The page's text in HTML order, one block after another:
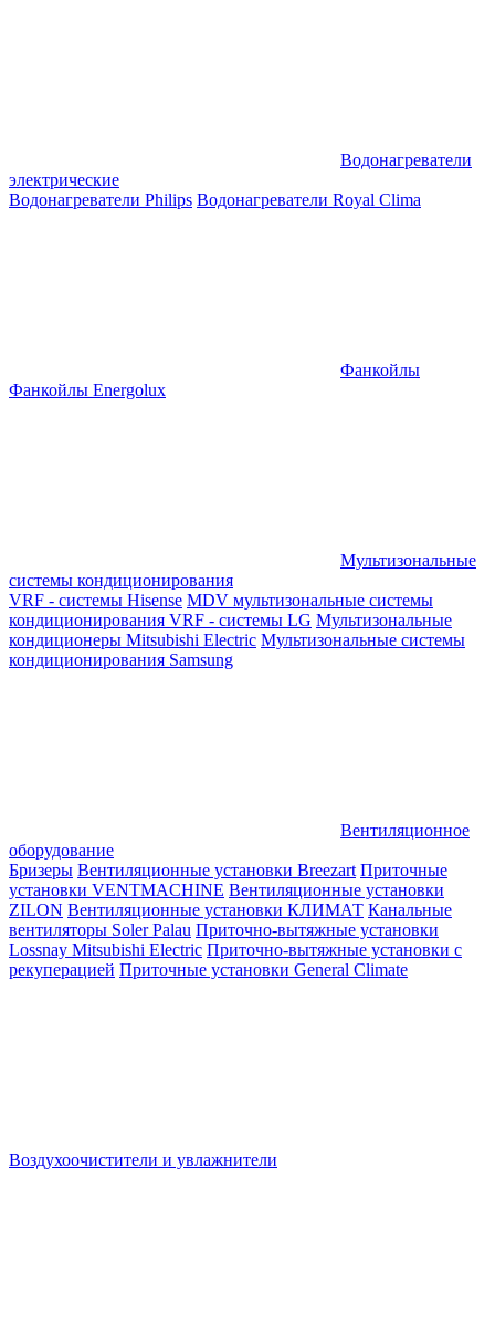
Водонагреватели
электрические
Водонагреватели Philips Водонагреватели Royal Clima
Фанкойлы
Фанкойлы Energolux
Мультизональные
системы кондиционирования
VRF - системы Hisense MDV мультизональные системы
кондиционирования VRF - системы LG Мультизональные
кондиционеры Mitsubishi Electric Мультизональные системы
кондиционирования Samsung
Вентиляционное
оборудование
Бризеры Вентиляционные установки Breezart Приточные
установки VENTMACHINE Вентиляционные установки
ZILON Вентиляционные установки КЛИМАТ Канальные
вентиляторы Soler Palau Приточно-вытяжные установки
Lossnay Mitsubishi Electric Приточно-вытяжные установки с
рекуперацией Приточные установки General Climate
Воздухоочистители и увлажнители